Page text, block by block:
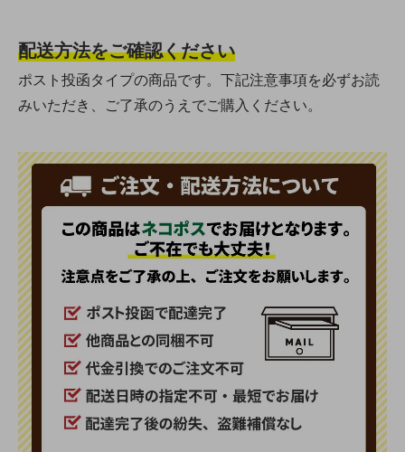
配送方法をご確認ください
ポスト投函タイプの商品です。下記注意事項を必ずお読
みいただき、ご了承のうえでご購入ください。